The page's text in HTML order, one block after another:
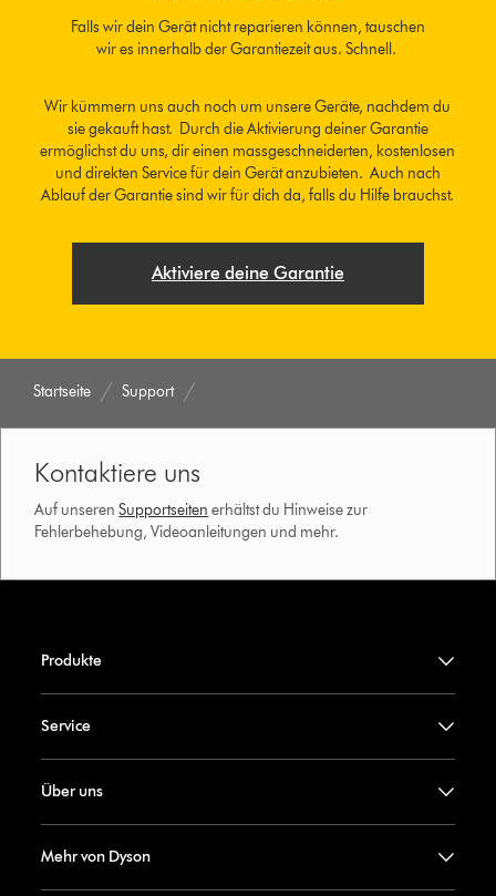
Falls wir dein Gerät nicht reparieren können, tauschen
wir es innerhalb der Garantiezeit aus. Schnell.
Wir kümmern uns auch noch um unsere Geräte, nachdem du
sie gekauft hast. Durch die Aktivierung deiner Garantie
ermöglichst du uns, dir einen massgeschneiderten, kostenlosen
und direkten Service für dein Gerät anzubieten. Auch nach
Ablauf der Garantie sind wir für dich da, falls du Hilfe brauchst.
Aktiviere deine Garantie
Startseite Support
Kontaktiere uns
Auf unserenSupportseiten erhältst du Hinweise zur
Fehlerbehebung, Videoanleitungen und mehr.
Produkte
Service
Über uns
Mehr von Dyson